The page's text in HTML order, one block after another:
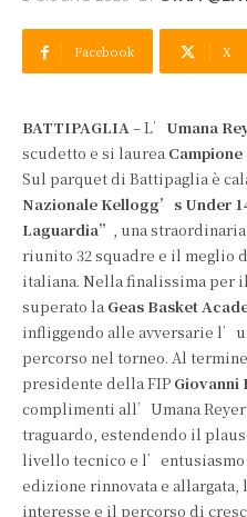
Facebook X
BATTIPAGLIA– L’ Umana
scudetto e si laurea
Sul parquet di Battipaglia è
Nazionale Kellogg’s Under
Laguardia” , una
riunito 32 squadre e il meglio
italiana. Nella finalissima per
superato la Geas Basket
infliggendo alle avversarie
percorso nel torneo. Al
presidente della FIP Giovanni
complimenti all’Umana
traguardo, estendendo il
livello tecnico e l’entusiasmo
edizione rinnovata e
interesse e il percorso di